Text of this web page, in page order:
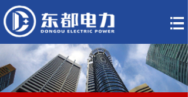
网站首页
关于我们
产品展示